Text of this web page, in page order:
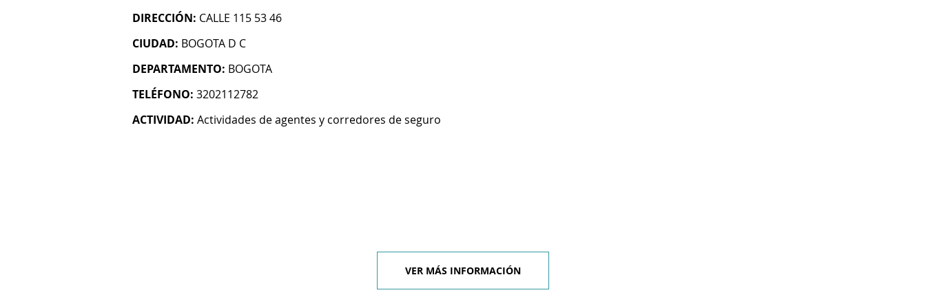
DIRECCIÓN: CALLE 115 53 46
CIUDAD: BOGOTA D C
DEPARTAMENTO: BOGOTA
TELÉFONO: 3202112782
ACTIVIDAD: Actividades de agentes y corredores de seguro
VER MÁS INFORMACIÓN